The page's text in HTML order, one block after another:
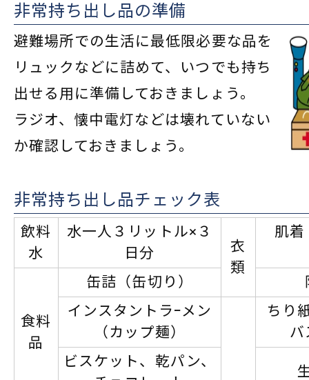
非常持ち出し品の準備
避難場所での生活に最低限必要な品を
リュックなどに詰めて、いつでも持ち
出せる用に準備しておきましょう。
ラジオ、懐中電灯などは壊れていない
か確認しておきましょう。
非常持ち出し品チェック表
飲料
水
水一人３リットル×３
日分
衣
類
肌着
食料
品
缶詰（缶切り）
インスタントラｰメン
（カップ麺）
ちり
バ
ビスケット、乾パン、